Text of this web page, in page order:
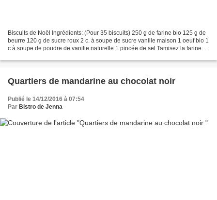
Biscuits de Noël Ingrédients: (Pour 35 biscuits) 250 g de farine bio 125 g de
beurre 120 g de sucre roux 2 c. à soupe de sucre vanille maison 1 oeuf bio 1
c à soupe de poudre de vanille naturelle 1 pincée de sel Tamisez la farine
Quartiers de mandarine au chocolat noir
Publié le 14/12/2016 à 07:54
Par Bistro de Jenna